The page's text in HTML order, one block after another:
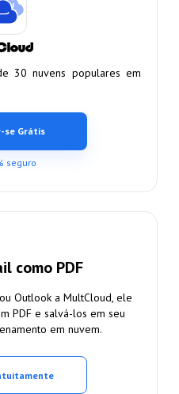
30 nuvens populares em
se Grátis
seguro
como PDF
Outlook a MultCloud, ele
PDF e salvá-los em seu
em nuvem.